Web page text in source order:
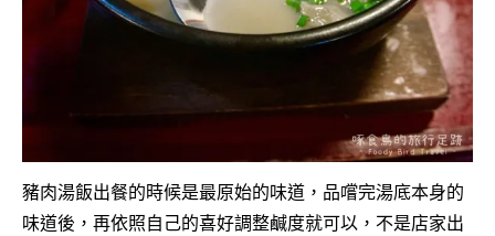
豬肉湯飯出餐的時候是最原始的味道，品嚐完湯底本身的
味道後，再依照自己的喜好調整鹹度就可以，不是店家出